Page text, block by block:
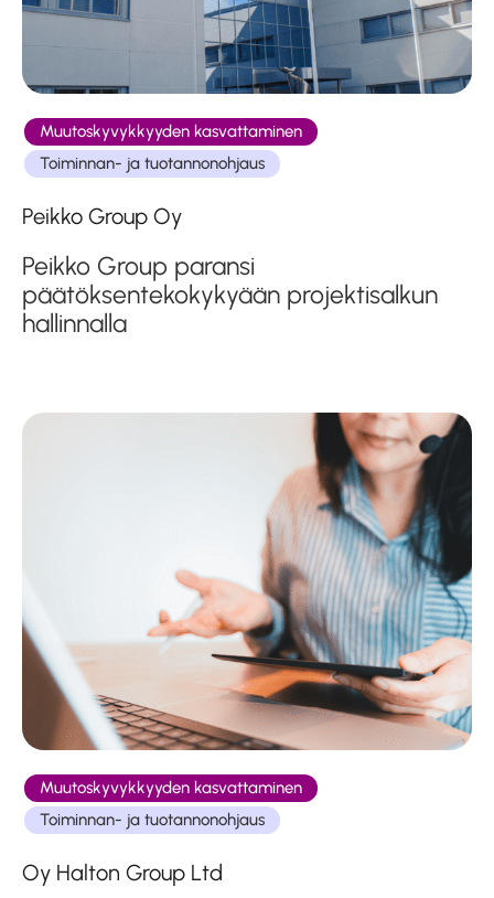
Muutoskyvykkyyden kasvattaminen
Toiminnan- ja tuotannonohjaus
Peikko Group Oy
Peikko Group paransi
päätöksentekokykyään projektisalkun
hallinnalla
Muutoskyvykkyyden kasvattaminen
Toiminnan- ja tuotannonohjaus
Oy Halton Group Ltd